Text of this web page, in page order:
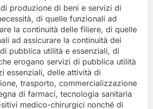
produzione di beni e servizi di
di quelle funzionali ad
la continuità delle filiere, di quelle
ad assicurare la continuità dei
pubblica utilità e essenziali, di
erogano servizi di pubblica utilità
essenziali, delle attività di
trasporto, commercializzazione
di farmaci, tecnologia sanitaria
medico-chirurgici nonché di